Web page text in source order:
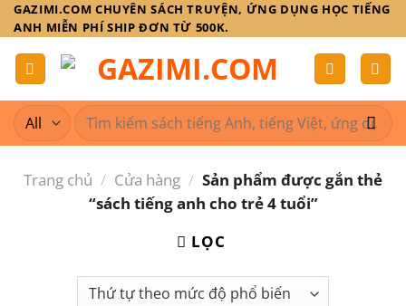
Skip
to
content
GAZIMI.COM CHUYÊN SÁCH TRUYỆN, ỨNG DỤNG HỌC TIẾNG
ANH MIỄN PHÍ SHIP ĐƠN TỪ 500K.
Tìm
kiếm:
Trang chủ / Cửa hàng / Sản phẩm được gắn thẻ
“sách tiếng anh cho trẻ 4 tuổi”
LỌC